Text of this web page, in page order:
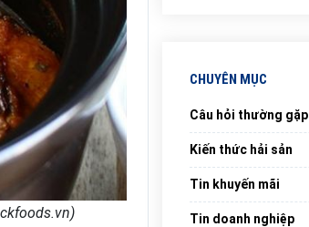
CHUYÊN MỤC
Câu hỏi thường gặp
Kiến thức hải sản
Tin khuyến mãi
Tin doanh nghiệp